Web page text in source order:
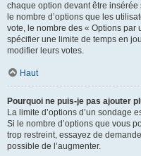
chaque option devant être
le nombre d’options que les
vote, le nombre des « Options par
spécifier une limite de temps en
modifier leurs votes.
Haut
Pourquoi ne puis-je pas ajouter
La limite d’options d’un sondage
Si le nombre d’options que vous
trop restreint, essayez de
possible de l’augmenter.